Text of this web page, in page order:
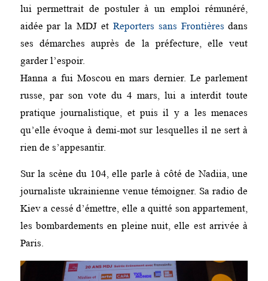
lui permettrait de postuler à un emploi rémunéré,
aidée par la MDJ et Reporters sans Frontières dans
ses démarches auprès de la préfecture, elle veut
garder l’espoir.
Hanna a fui Moscou en mars dernier. Le parlement
russe, par son vote du 4 mars, lui a interdit toute
pratique journalistique, et puis il y a les menaces
qu’elle évoque à demi-mot sur lesquelles il ne sert à
rien de s’appesantir.
Sur la scène du 104, elle parle à côté de Nadiia, une
journaliste ukrainienne venue témoigner. Sa radio de
Kiev a cessé d’émettre, elle a quitté son appartement,
les bombardements en pleine nuit, elle est arrivée à
Paris.